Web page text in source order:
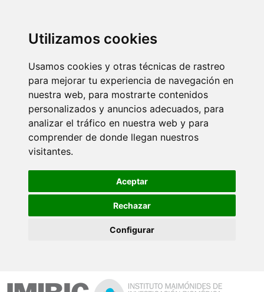
Utilizamos cookies
Usamos cookies y otras técnicas de rastreo
para mejorar tu experiencia de navegación en
nuestra web, para mostrarte contenidos
personalizados y anuncios adecuados, para
analizar el tráfico en nuestra web y para
comprender de donde llegan nuestros
visitantes.
Aceptar
Rechazar
Configurar